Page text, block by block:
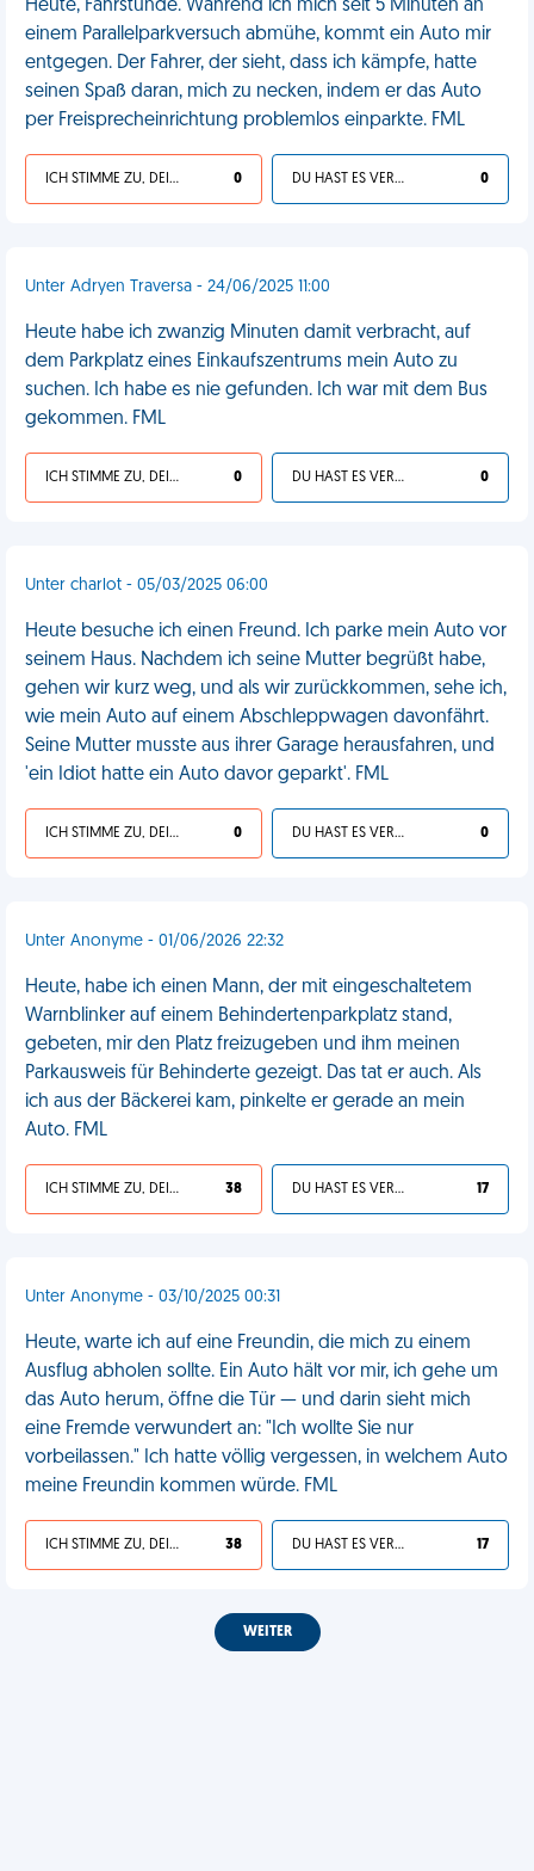
Heute, Fahrstunde. Während ich mich seit 5 Minuten an
einem Parallelparkversuch abmühe, kommt ein Auto mir
entgegen. Der Fahrer, der sieht, dass ich kämpfe, hatte
seinen Spaß daran, mich zu necken, indem er das Auto
per Freisprecheinrichtung problemlos einparkte. FML
ICH STIMME ZU, DEIN LEBEN IST SCHEISSE 0 DU HAST ES VERDIENT 0
Unter Adryen Traversa - 24/06/2025 11:00
Heute habe ich zwanzig Minuten damit verbracht, auf
dem Parkplatz eines Einkaufszentrums mein Auto zu
suchen. Ich habe es nie gefunden. Ich war mit dem Bus
gekommen. FML
ICH STIMME ZU, DEIN LEBEN IST SCHEISSE 0 DU HAST ES VERDIENT 0
Unter charlot - 05/03/2025 06:00
Heute besuche ich einen Freund. Ich parke mein Auto vor
seinem Haus. Nachdem ich seine Mutter begrüßt habe,
gehen wir kurz weg, und als wir zurückkommen, sehe ich,
wie mein Auto auf einem Abschleppwagen davonfährt.
Seine Mutter musste aus ihrer Garage herausfahren, und
'ein Idiot hatte ein Auto davor geparkt'. FML
ICH STIMME ZU, DEIN LEBEN IST SCHEISSE 0 DU HAST ES VERDIENT 0
Unter Anonyme - 01/06/2026 22:32
Heute, habe ich einen Mann, der mit eingeschaltetem
Warnblinker auf einem Behindertenparkplatz stand,
gebeten, mir den Platz freizugeben und ihm meinen
Parkausweis für Behinderte gezeigt. Das tat er auch. Als
ich aus der Bäckerei kam, pinkelte er gerade an mein
Auto. FML
ICH STIMME ZU, DEIN LEBEN IST SCHEISSE 38 DU HAST ES VERDIENT 17
Unter Anonyme - 03/10/2025 00:31
Heute, warte ich auf eine Freundin, die mich zu einem
Ausflug abholen sollte. Ein Auto hält vor mir, ich gehe um
das Auto herum, öffne die Tür — und darin sieht mich
eine Fremde verwundert an: "Ich wollte Sie nur
vorbeilassen." Ich hatte völlig vergessen, in welchem Auto
meine Freundin kommen würde. FML
ICH STIMME ZU, DEIN LEBEN IST SCHEISSE 38 DU HAST ES VERDIENT 17
WEITER